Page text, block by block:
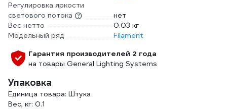
Регулировка яркости
светового потока
нет
Вес нетто
0.03 кг
Модельный ряд
Filament
Гарантия производителей 2 года
на товары General Lighting Systems
Упаковка
Единица товара: Штука
Вес, кг: 0.1